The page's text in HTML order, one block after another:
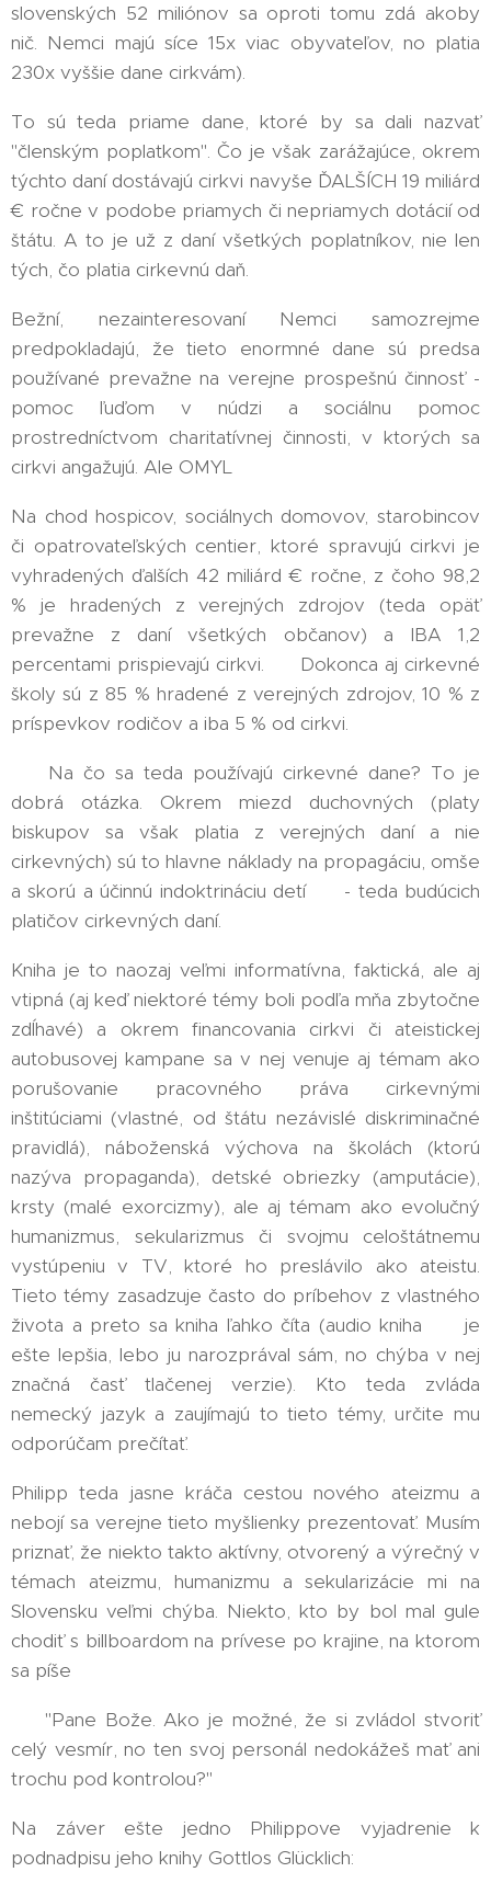
slovenských 52 miliónov sa oproti tomu zdá akoby
nič. Nemci majú síce 15x viac obyvateľov, no platia
230x vyššie dane cirkvám).
To sú teda priame dane, ktoré by sa dali nazvať
"členským poplatkom". Čo je však zarážajúce, okrem
týchto daní dostávajú cirkvi navyše ĎALŠÍCH 19 miliárd
€ ročne v podobe priamych či nepriamych dotácií od
štátu. A to je už z daní všetkých poplatníkov, nie len
tých, čo platia cirkevnú daň. 😲
Bežní, nezainteresovaní Nemci samozrejme
predpokladajú, že tieto enormné dane sú predsa
používané prevažne na verejne prospešnú činnosť -
pomoc ľuďom v núdzi a sociálnu pomoc
prostredníctvom charitatívnej činnosti, v ktorých sa
cirkvi angažujú. Ale OMYL ‼️
Na chod hospicov, sociálnych domovov, starobincov
či opatrovateľských centier, ktoré spravujú cirkvi je
vyhradených ďalších 42 miliárd € ročne, z čoho 98,2
% je hradených z verejných zdrojov (teda opäť
prevažne z daní všetkých občanov) a IBA 1,2
percentami prispievajú cirkvi. 🤯 Dokonca aj cirkevné
školy sú z 85 % hradené z verejných zdrojov, 10 % z
príspevkov rodičov a iba 5 % od cirkvi.
❓ Na čo sa teda používajú cirkevné dane? To je
dobrá otázka. Okrem miezd duchovných (platy
biskupov sa však platia z verejných daní a nie
cirkevných) sú to hlavne náklady na propagáciu, omše
a skorú a účinnú indoktrináciu detí 🧒 - teda budúcich
platičov cirkevných daní.
Kniha je to naozaj veľmi informatívna, faktická, ale aj
vtipná (aj keď niektoré témy boli podľa mňa zbytočne
zdĺhavé) a okrem financovania cirkvi či ateistickej
autobusovej kampane sa v nej venuje aj témam ako
porušovanie pracovného práva cirkevnými
inštitúciami (vlastné, od štátu nezávislé diskriminačné
pravidlá), náboženská výchova na školách (ktorú
nazýva propaganda), detské obriezky (amputácie),
krsty (malé exorcizmy), ale aj témam ako evolučný
humanizmus, sekularizmus či svojmu celoštátnemu
vystúpeniu v TV, ktoré ho preslávilo ako ateistu.
Tieto témy zasadzuje často do príbehov z vlastného
života a preto sa kniha ľahko číta (audio kniha 🎧 je
ešte lepšia, lebo ju narozprával sám, no chýba v nej
značná časť tlačenej verzie). Kto teda zvláda
nemecký jazyk a zaujímajú to tieto témy, určite mu
odporúčam prečítať. 👍
Philipp teda jasne kráča cestou nového ateizmu a
nebojí sa verejne tieto myšlienky prezentovať. Musím
priznať, že niekto takto aktívny, otvorený a výrečný v
témach ateizmu, humanizmu a sekularizácie mi na
Slovensku veľmi chýba. Niekto, kto by bol mal gule
chodiť s billboardom na prívese po krajine, na ktorom
sa píše
👉 "Pane Bože. Ako je možné, že si zvládol stvoriť
celý vesmír, no ten svoj personál nedokážeš mať ani
trochu pod kontrolou?"
Na záver ešte jedno Philippove vyjadrenie k
podnadpisu jeho knihy Gottlos Glücklich: